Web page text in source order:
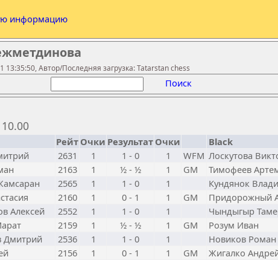
информацию
Автор/Последняя загрузка: Tatarstan chess
Поиск
Рейт Очки Результат Очки Black
2631 1 1 - 0 1 WFM Лоскутова
2163 1 ½ - ½ 1 GM Тимофеев
2565 1 1 - 0 1 Кундянок
2160 1 0 - 1 1 GM Придорожный
Алексей 2552 1 1 - 0 1 Чындыгыр
2159 1 ½ - ½ 1 GM Розум Иван
Дмитрий 2536 1 1 - 0 1 Новиков Роман
2156 1 0 - 1 1 GM Жигалко